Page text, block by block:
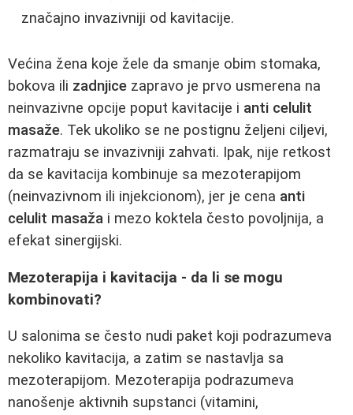
značajno invazivniji od kavitacije.
Većina žena koje žele da smanje obim stomaka,
bokova ili zadnjice zapravo je prvo usmerena na
neinvazivne opcije poput kavitacije i anti celulit
masaže. Tek ukoliko se ne postignu željeni ciljevi,
razmatraju se invazivniji zahvati. Ipak, nije retkost
da se kavitacija kombinuje sa mezoterapijom
(neinvazivnom ili injekcionom), jer je cena anti
celulit masaža i mezo koktela često povoljnija, a
efekat sinergijski.
Mezoterapija i kavitacija - da li se mogu
kombinovati?
U salonima se često nudi paket koji podrazumeva
nekoliko kavitacija, a zatim se nastavlja sa
mezoterapijom. Mezoterapija podrazumeva
nanošenje aktivnih supstanci (vitamini,